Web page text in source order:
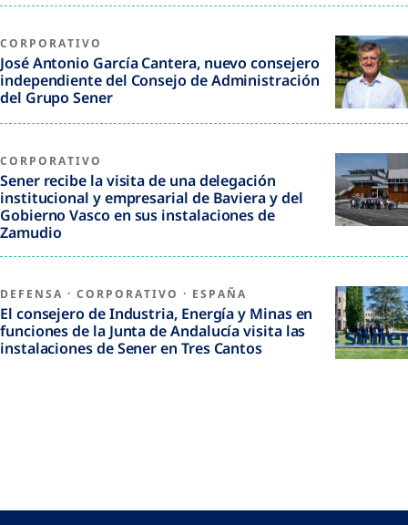
CORPORATIVO
José Antonio García Cantera, nuevo consejero
independiente del Consejo de Administración
del Grupo Sener
CORPORATIVO
Sener recibe la visita de una delegación
institucional y empresarial de Baviera y del
Gobierno Vasco en sus instalaciones de
Zamudio
DEFENSA · CORPORATIVO · ESPAÑA
El consejero de Industria, Energía y Minas en
funciones de la Junta de Andalucía visita las
instalaciones de Sener en Tres Cantos